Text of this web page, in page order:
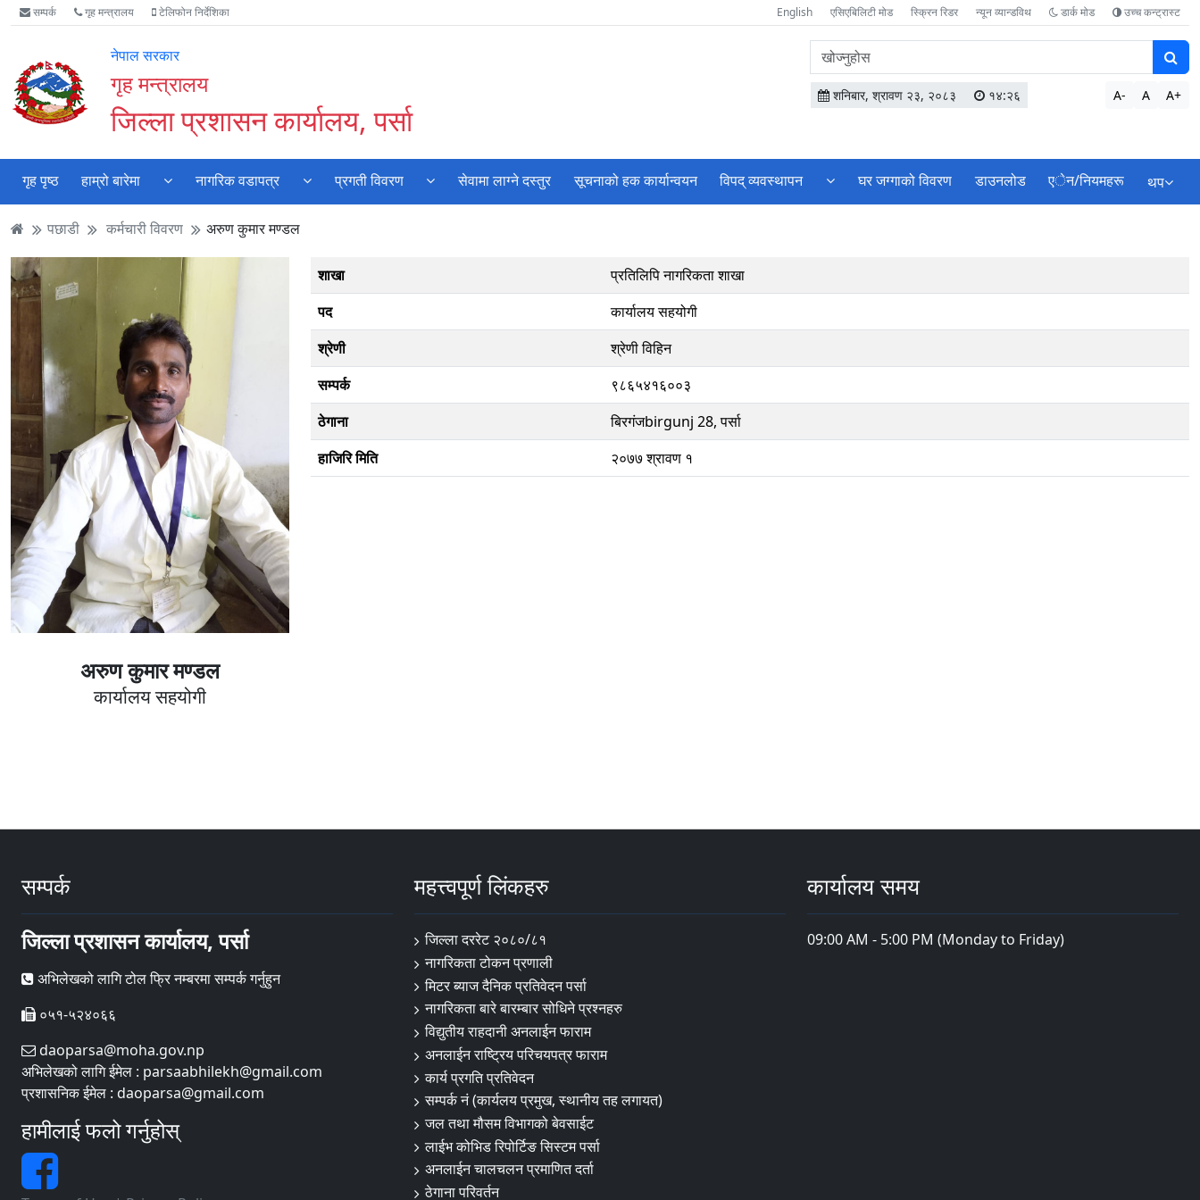
Accessibility
Mode
गर्नुहोस्
मुख्य
सामाग्री
मुख्य
नेभिगेसन
वेबसाइट
खोजमा
सम्पर्क गृह मन्त्रालय टेलिफोन निर्देशिका English एसिएबिलिटी मोड स्क्रिन रिडर न्यून व्यान्डविथ डार्क मोड उच्च कन्ट्रास्ट
नेपाल सरकार
गृह मन्त्रालय
जिल्ला प्रशासन कार्यालय, पर्सा
वेबसाइटमा
सामग्री
खोज्नुहोस
शनिबार, श्रावण २३, २०८३ १४:२६ A- A A+
गृह पृष्ठ हाम्रो बारेमा नागरिक वडापत्र प्रगती विवरण सेवामा लाग्ने दस्तुर सूचनाको हक कार्यान्वयन विपद् व्यवस्थापन घर जग्गाको विवरण डाउनलोड एेन/नियमहरू थप
पछाडी कर्मचारी विवरण अरुण कुमार मण्डल
अरुण कुमार मण्डल
कार्यालय सहयोगी
शाखा
प्रतिलिपि नागरिकता शाखा
पद
कार्यालय सहयोगी
श्रेणी
श्रेणी विहिन
सम्पर्क
९८६५४१६००३
ठेगाना
बिरगंजbirgunj 28, पर्सा
हाजिरि मिति
२०७७ श्रावण १
सम्पर्क
जिल्ला प्रशासन कार्यालय, पर्सा
अभिलेखको लागि टोल फ्रि नम्बरमा सम्पर्क गर्नुहुन
०५१-५२४०६६
daoparsa@moha.gov.np
अभिलेखको लागि ईमेल : parsaabhilekh@gmail.com
प्रशासनिक ईमेल : daoparsa@gmail.com
हामीलाई फलो गर्नुहोस्
महत्त्वपूर्ण लिंकहरु
जिल्ला दररेट २०८०/८१
नागरिकता टोकन प्रणाली
मिटर ब्याज दैनिक प्रतिवेदन पर्सा
नागरिकता बारे बारम्बार सोधिने प्रश्नहरु
विद्युतीय राहदानी अनलाईन फाराम
अनलाईन राष्ट्रिय परिचयपत्र फाराम
कार्य प्रगति प्रतिवेदन
सम्पर्क नं (कार्यलय प्रमुख, स्थानीय तह लगायत)
जल तथा मौसम विभागको बेवसाईट
लाईभ कोभिड रिपोर्टिङ सिस्टम पर्सा
अनलाईन चालचलन प्रमाणित दर्ता
ठेगाना परिवर्तन
कार्यालय समय
09:00 AM - 5:00 PM (Monday to Friday)